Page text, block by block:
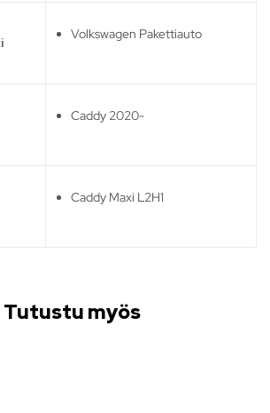
Volkswagen Pakettiauto
Caddy 2020-
Caddy Maxi L2H1
Tutustu myös